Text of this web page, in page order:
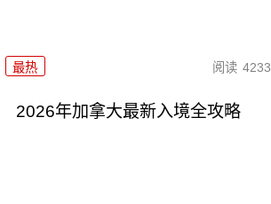
最热 阅读 4233
2026年加拿大最新入境全攻略